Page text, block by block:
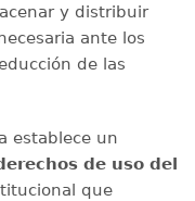
y distribuir
ante los
de las
establece un
de uso del
que